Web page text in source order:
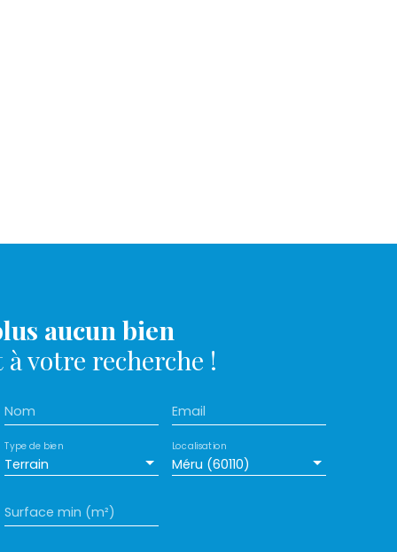
aucun bien
votre recherche !
Nom Email
Terrain
Type de bien
Méru (60110)
Localisation
Surface min (m²)